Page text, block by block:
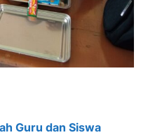
Guru dan Siswa